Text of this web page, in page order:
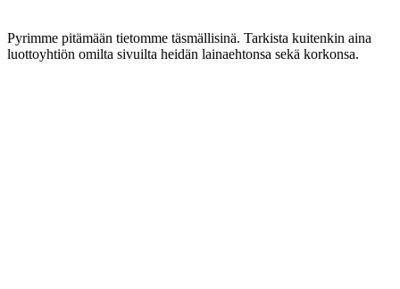
Pyrimme pitämään tietomme täsmällisinä. Tarkista kuitenkin aina
luottoyhtiön omilta sivuilta heidän lainaehtonsa sekä korkonsa.